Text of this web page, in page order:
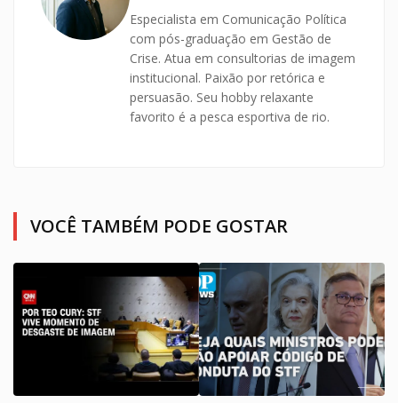
Especialista em Comunicação Política
com pós-graduação em Gestão de
Crise. Atua em consultorias de imagem
institucional. Paixão por retórica e
persuasão. Seu hobby relaxante
favorito é a pesca esportiva de rio.
VOCÊ TAMBÉM PODE GOSTAR